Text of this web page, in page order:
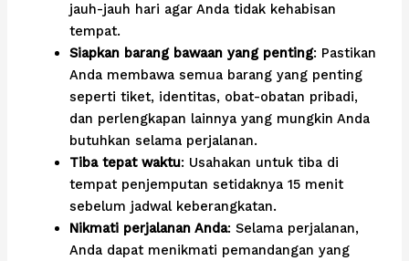
jauh-jauh hari agar Anda tidak kehabisan
tempat.
Siapkan barang bawaan yang penting: Pastikan
Anda membawa semua barang yang penting
seperti tiket, identitas, obat-obatan pribadi,
dan perlengkapan lainnya yang mungkin Anda
butuhkan selama perjalanan.
Tiba tepat waktu: Usahakan untuk tiba di
tempat penjemputan setidaknya 15 menit
sebelum jadwal keberangkatan.
Nikmati perjalanan Anda: Selama perjalanan,
Anda dapat menikmati pemandangan yang